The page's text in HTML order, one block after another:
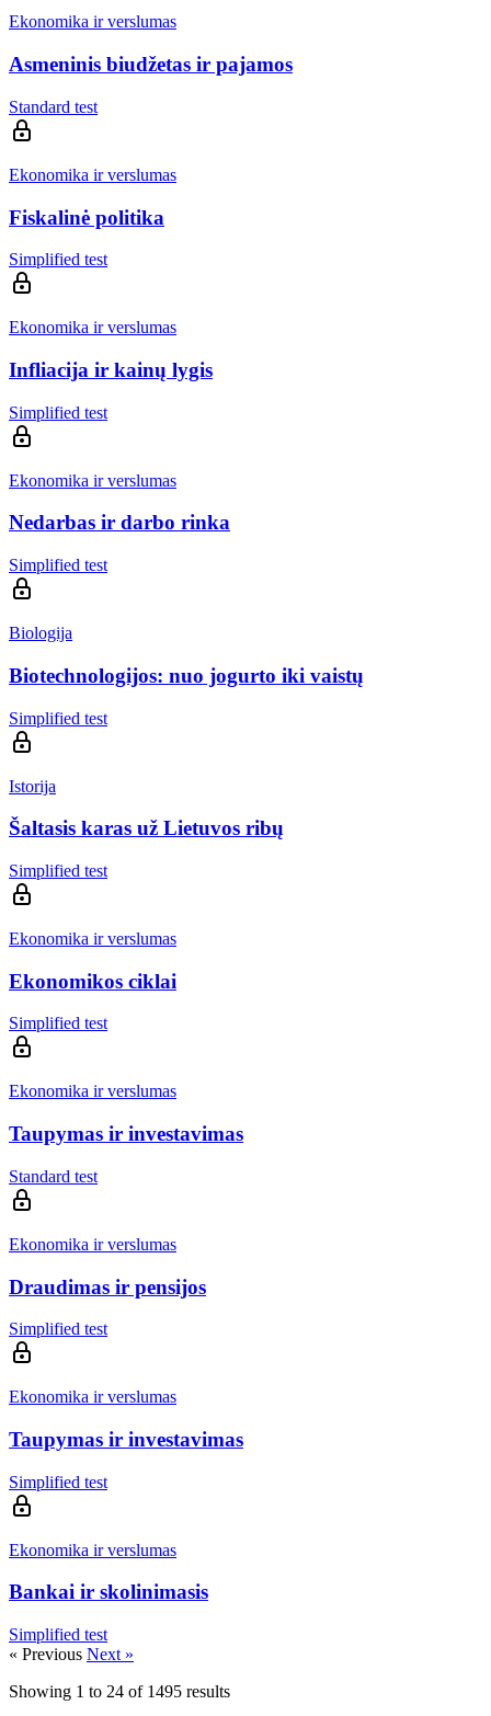
Ekonomika ir verslumas
Asmeninis biudžetas ir pajamos
Standard test
Ekonomika ir verslumas
Fiskalinė politika
Simplified test
Ekonomika ir verslumas
Infliacija ir kainų lygis
Simplified test
Ekonomika ir verslumas
Nedarbas ir darbo rinka
Simplified test
Biologija
Biotechnologijos: nuo jogurto iki vaistų
Simplified test
Istorija
Šaltasis karas už Lietuvos ribų
Simplified test
Ekonomika ir verslumas
Ekonomikos ciklai
Simplified test
Ekonomika ir verslumas
Taupymas ir investavimas
Standard test
Ekonomika ir verslumas
Draudimas ir pensijos
Simplified test
Ekonomika ir verslumas
Taupymas ir investavimas
Simplified test
Ekonomika ir verslumas
Bankai ir skolinimasis
Simplified test
« Previous Next »
Showing 1 to 24 of 1495 results